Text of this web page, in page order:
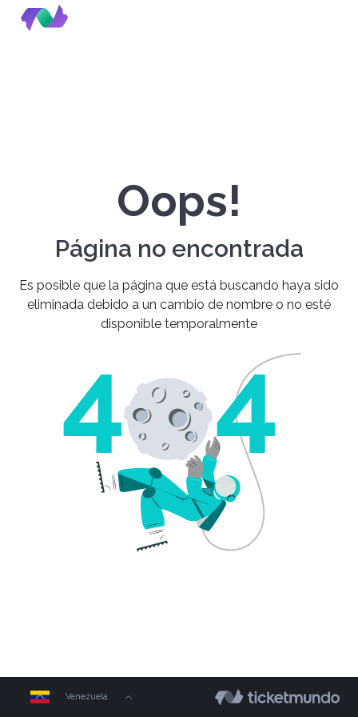
Oops!
Página no encontrada
Es posible que la página que está buscando haya sido
eliminada debido a un cambio de nombre o no esté
disponible temporalmente
Venezuela